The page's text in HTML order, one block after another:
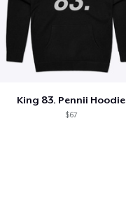
King 83. Pennii Hoodie
$67